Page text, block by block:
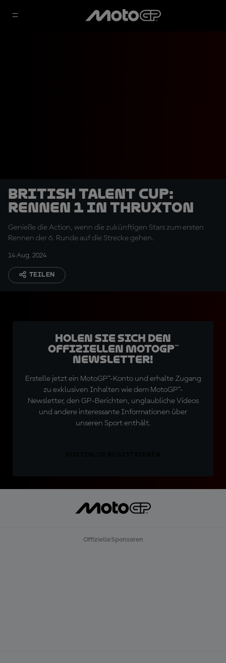
British Talent Cup:
Rennen 1 in Thruxton
Genieße die Action, wenn die zukünftigen Stars zum ersten
Rennen der 6. Runde auf die Strecke gehen.
14 Aug. 2024
TEILEN
Holen Sie sich den
offiziellen MotoGP™
Newsletter!
Erstelle jetzt ein MotoGP™-Konto und erhalte Zugang
zu exklusiven Inhalten wie dem MotoGP™-
Newsletter, den GP-Berichten, unglaubliche Videos
und andere interessante Informationen über
unseren Sport enthält.
Offizielle Sponsoren